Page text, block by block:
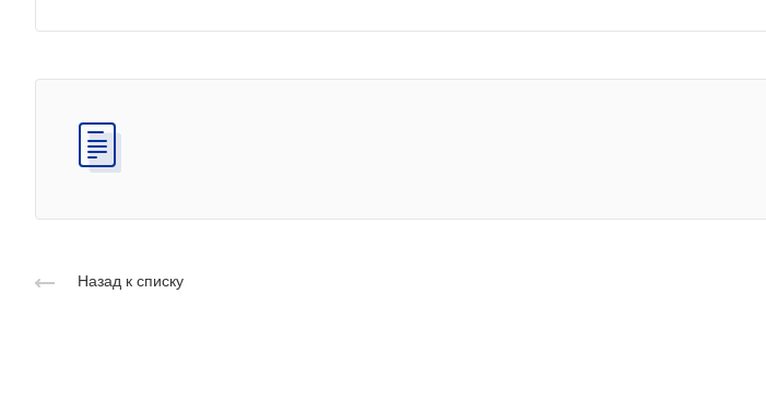
Назад к списку